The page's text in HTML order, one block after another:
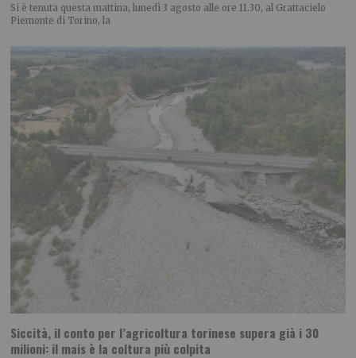
Si è tenuta questa mattina, lunedì 3 agosto alle ore 11.30, al Grattacielo
Piemonte di Torino, la
Siccità, il conto per l’agricoltura torinese supera già i 30
milioni: il mais è la coltura più colpita